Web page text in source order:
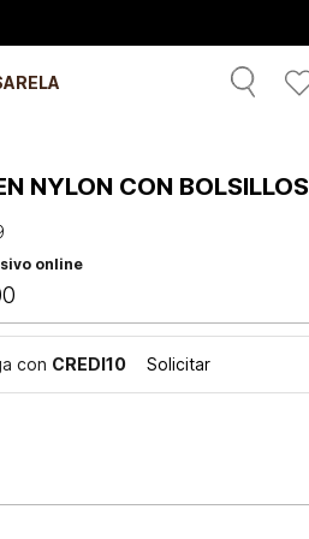
NYLON CON BOLSILLOS
online
con CREDI10 Solicitar